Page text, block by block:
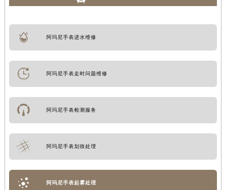
阿玛尼手表进水维修
阿玛尼手表走时问题维修
阿玛尼手表检测服务
阿玛尼手表划痕处理
阿玛尼手表起雾处理